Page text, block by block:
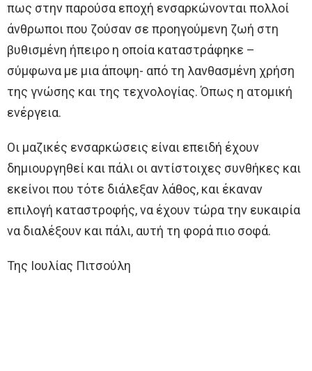
πως στην παρούσα εποχή ενσαρκώνονται πολλοί
άνθρωποι που ζούσαν σε προηγούμενη ζωή στη
βυθισμένη ήπειρο η οποία καταστράφηκε –
σύμφωνα με μια άποψη- από τη λανθασμένη χρήση
της γνώσης και της τεχνολογίας. Όπως η ατομική
ενέργεια.
Οι μαζικές ενσαρκώσεις είναι επειδή έχουν
δημιουργηθεί και πάλι οι αντίστοιχες συνθήκες και
εκείνοι που τότε διάλεξαν λάθος, και έκαναν
επιλογή καταστροφής, να έχουν τώρα την ευκαιρία
να διαλέξουν και πάλι, αυτή τη φορά πιο σοφά.
Της Ιουλίας Πιτσούλη